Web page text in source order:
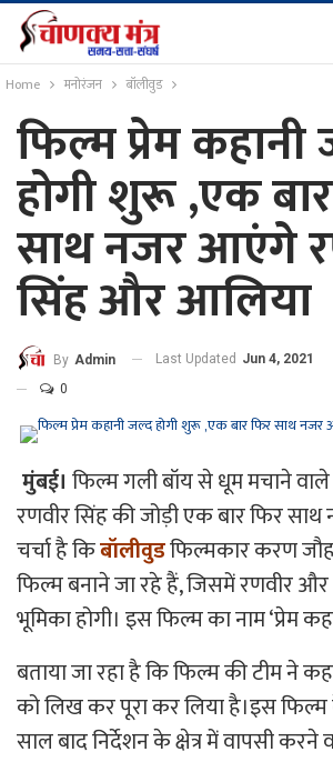
Home मनोरंजन बॉलीवुड
फिल्म प्रेम
होगी शुरू ,एक
साथ नजर आएंगे
सिंह और आलिया
By Admin Last Updated Jun 4, 2021
0
मुंबई। फिल्म गली बॉय से धूम मचाने
रणवीर सिंह की जोड़ी एक बार फिर
चर्चा है किबॉलीवुडफिल्मकार करण
फिल्म बनाने जा रहे हैं, जिसमें रणवीर
भूमिका होगी। इस फिल्म का नाम ‘प्रेम
बताया जा रहा है कि फिल्म की टीम ने
को लिख कर पूरा कर लिया है।इस
साल बाद निर्देशन के क्षेत्र में वापसी करने